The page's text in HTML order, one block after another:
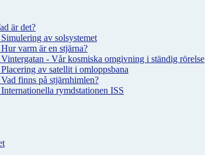
är det?
av solsystemet
varm är en stjärna?
- Vår kosmiska omgivning i ständig rörelse
av satellit i omloppsbana
finns på stjärnhimlen?
rymdstationen ISS